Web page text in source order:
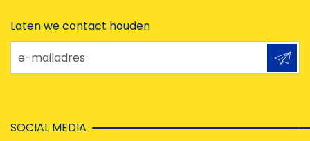
Laten we contact houden
e-mailadres
SOCIAL MEDIA